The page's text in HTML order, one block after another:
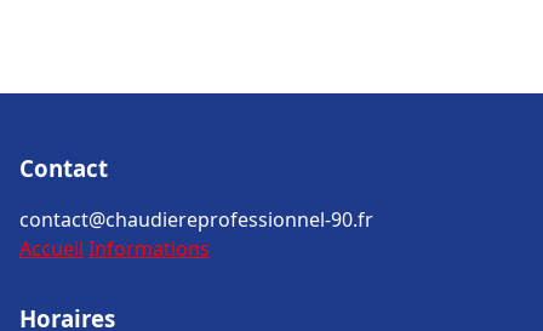
Contact
contact@chaudiereprofessionnel-90.fr
Accueil Informations
Horaires